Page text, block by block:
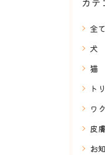
全
犬
猫
ト
ワ
皮
お